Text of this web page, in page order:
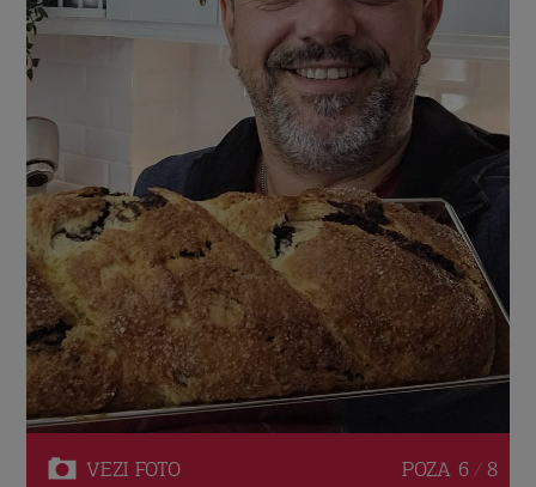
VEZI FOTO POZA 6 / 8